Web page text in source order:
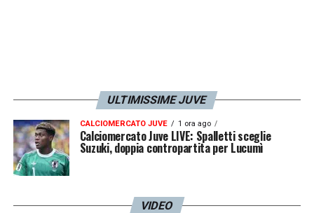
ULTIMISSIME JUVE
CALCIOMERCATO JUVE 1 ora ago
Calciomercato Juve LIVE: Spalletti sceglie
Suzuki, doppia contropartita per Lucumì
VIDEO